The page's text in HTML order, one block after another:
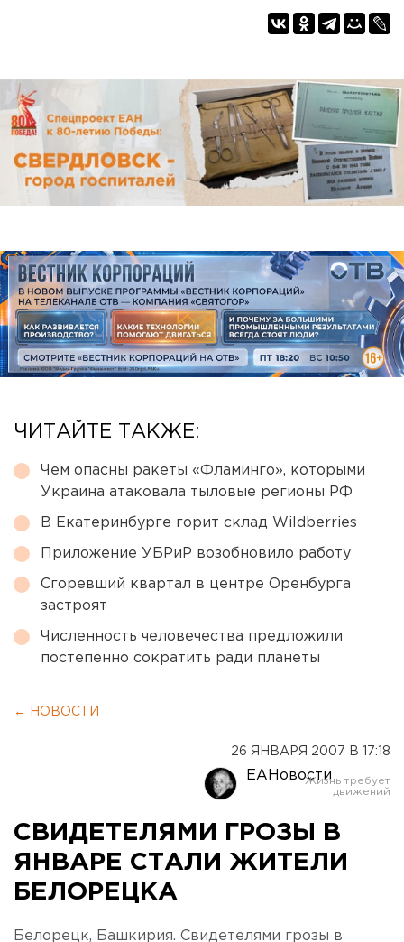
ЧИТАЙТЕ ТАКЖЕ:
Чем опасны ракеты «Фламинго», которыми
Украина атаковала тыловые регионы РФ
В Екатеринбурге горит склад Wildberries
Приложение УБРиР возобновило работу
Сгоревший квартал в центре Оренбурга
застроят
Численность человечества предложили
постепенно сократить ради планеты
← НОВОСТИ
26 ЯНВАРЯ 2007 В 17:18
ЕАНовости
СВИДЕТЕЛЯМИ ГРОЗЫ В
ЯНВАРЕ СТАЛИ ЖИТЕЛИ
БЕЛОРЕЦКА
Белорецк, Башкирия. Свидетелями грозы в